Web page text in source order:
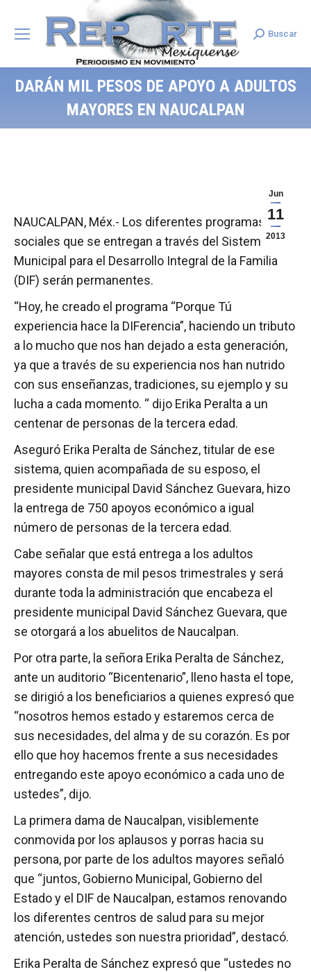
Search:
Buscar
DARÁN MIL PESOS DE APOYO A ADULTOS
MAYORES EN NAUCALPAN
Jun
11
2013
NAUCALPAN, Méx.- Los diferentes programas
sociales que se entregan a través del Sistema
Municipal para el Desarrollo Integral de la Familia
(DIF) serán permanentes.
“Hoy, he creado el programa “Porque Tú
experiencia hace la DIFerencia”, haciendo un tributo
a lo mucho que nos han dejado a esta generación,
ya que a través de su experiencia nos han nutrido
con sus enseñanzas, tradiciones, su ejemplo y su
lucha a cada momento. “ dijo Erika Peralta a un
centenar de personas de la tercera edad.
Aseguró Erika Peralta de Sánchez, titular de ese
sistema, quien acompañada de su esposo, el
presidente municipal David Sánchez Guevara, hizo
la entrega de 750 apoyos económico a igual
número de personas de la tercera edad.
Cabe señalar que está entrega a los adultos
mayores consta de mil pesos trimestrales y será
durante toda la administración que encabeza el
presidente municipal David Sánchez Guevara, que
se otorgará a los abuelitos de Naucalpan.
Por otra parte, la señora Erika Peralta de Sánchez,
ante un auditorio “Bicentenario”, lleno hasta el tope,
se dirigió a los beneficiarios a quienes expresó que
“nosotros hemos estado y estaremos cerca de
sus necesidades, del alma y de su corazón. Es por
ello que hoy hacemos frente a sus necesidades
entregando este apoyo económico a cada uno de
ustedes”, dijo.
La primera dama de Naucalpan, visiblemente
conmovida por los aplausos y porras hacia su
persona, por parte de los adultos mayores señaló
que “juntos, Gobierno Municipal, Gobierno del
Estado y el DIF de Naucalpan, estamos renovando
los diferentes centros de salud para su mejor
atención, ustedes son nuestra prioridad”, destacó.
Erika Peralta de Sánchez expresó que “ustedes no